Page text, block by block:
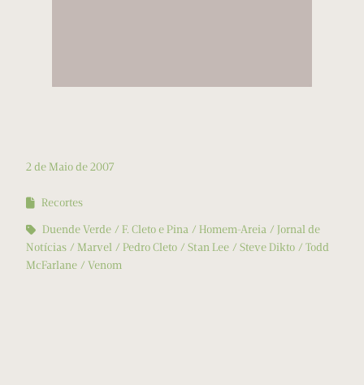
2 de Maio de 2007
Recortes
Duende Verde
F. Cleto e Pina Homem-Areia
Jornal de
Notícias
Marvel Pedro Cleto Stan Lee Steve Dikto
Todd
McFarlane
Venom